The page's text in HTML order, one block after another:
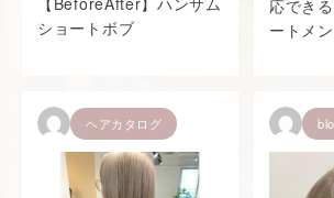
ショートボブ
応でき
ートメン
ヘアカタログ